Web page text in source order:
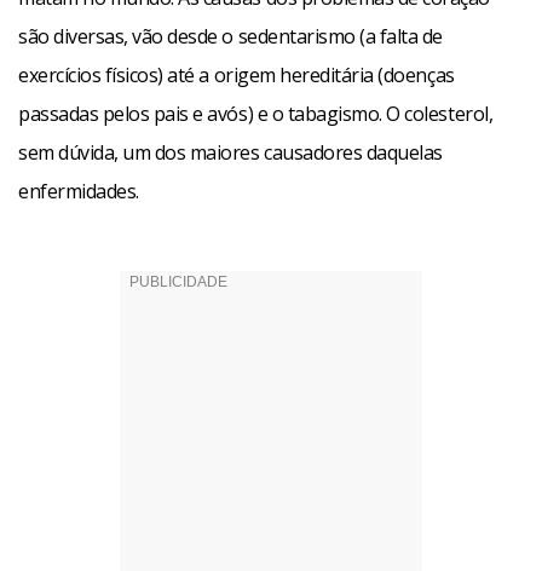
são diversas, vão desde o sedentarismo (a falta de
exercícios físicos) até a origem hereditária (doenças
passadas pelos pais e avós) e o tabagismo. O colesterol,
sem dúvida, um dos maiores causadores daquelas
enfermidades.